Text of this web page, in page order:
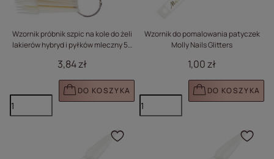
Wzornik próbnik szpic na kole do żeli
lakierów hybryd i pyłków mleczny 50
3,84 zł
DO KOSZYKA
Wzornik do pomalowania patyczek
Molly Nails Glitters
1,00 zł
DO KOSZYKA
Kliknij, aby dodać